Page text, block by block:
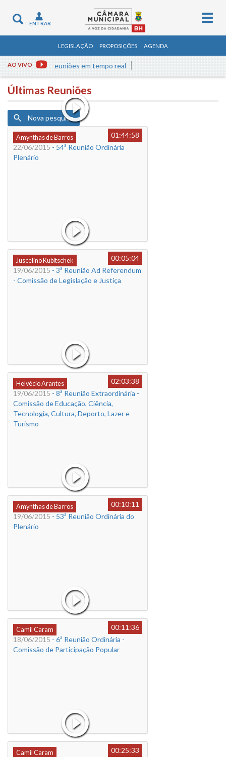
Toggle
navigation
ENTRAR
LEGISLAÇÃO PROPOSIÇÕES AGENDA
AO VIVO
Assista às reuniões em tempo real
Últimas Reuniões
Nova pesquisa
Amynthas de Barros
01:44:58
22/06/2015 - 54ª Reunião Ordinária
Plenário
Juscelino Kubitschek
00:05:04
19/06/2015 - 3ª Reunião Ad Referendum
- Comissão de Legislação e Justiça
Helvécio Arantes
02:03:38
19/06/2015 - 8ª Reunião Extraordinária -
Comissão de Educação, Ciência,
Tecnologia, Cultura, Deporto, Lazer e
Turismo
Amynthas de Barros
00:10:11
19/06/2015 - 53ª Reunião Ordinária do
Plenário
Camil Caram
00:11:36
18/06/2015 - 6ª Reunião Ordinária -
Comissão de Participação Popular
Camil Caram
00:25:33